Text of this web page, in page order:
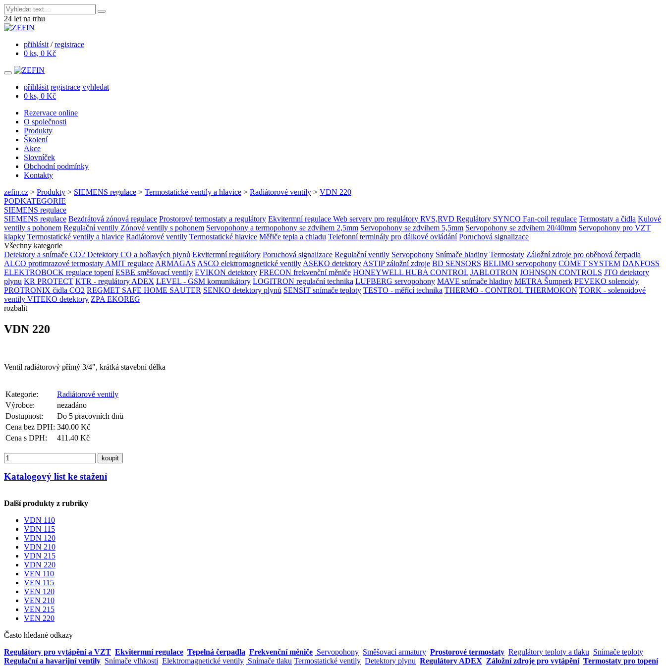
24 let na trhu
přihlásit /registrace
0 ks, 0 Kč
přihlásit registrace vyhledat
0 ks, 0 Kč
Rezervace online
O společnosti
Produkty
Školení
Akce
Slovníček
Obchodní podmínky
Kontakty
zefin.cz > Produkty > SIEMENS regulace > Termostatické ventily a hlavice > Radiátorové ventily > VDN 220
PODKATEGORIE
SIEMENS regulace
SIEMENS regulace Bezdrátová zónová regulace Prostorové termostaty a regulátory Ekvitermní regulace Web servery pro regulátory RVS,RVD Regulátory SYNCO Fan-coil regulace Termostaty a čidla Kulové
ventily s pohonem Regulační ventily Zónové ventily s pohonem Servopohony a termopohony se zdvihem 2,5mm Servopohony se zdvihem 5,5mm Servopohony se zdvihem 20/40mm Servopohony pro VZT
klapky Termostatické ventily a hlavice Radiátorové ventily Termostatické hlavice Měřiče tepla a chladu Telefonní terminály pro dálkové ovládání Poruchová signalizace
Všechny kategorie
Detektory a snímače CO2 Detektory CO a hořlavých plynů Ekvitermní regulátory Poruchová signalizace Regulační ventily Servopohony Snímače hladiny Termostaty Záložní zdroje pro oběhová čerpadla
ALCO protimrazové termostaty AMIT regulace ARMAGAS ASCO elektromagnetické ventily ASEKO detektory ASTIP záložní zdroje BD SENSORS BELIMO servopohony COMET SYSTEM DANFOSS
ELEKTROBOCK regulace topení ESBE směšovací ventily EVIKON detektory FRECON frekvenční měniče HONEYWELL HUBA CONTROL JABLOTRON JOHNSON CONTROLS JTO detektory
plynu KR PROTECT KTR - regulátory ADEX LEVEL - GSM komunikátory LOGITRON regulační technika LUFBERG servopohony MAVE snímače hladiny METRA Šumperk PEVEKO solenoidy
PROTRONIX čidla CO2 REGMET SAFE HOME SAUTER SENKO detektory plynů SENSIT snímače teploty TESTO - měřící technika THERMO - CONTROL THERMOKON TORK - solenoidové
ventily VITEKO detektory ZPA EKOREG
rozbalit
VDN 220
Ventil radiátorový přímý 3/4", krátká stavební délka
Kategorie:
Radiátorové ventily
Výrobce:
nezadáno
Dostupnost:
Do 5 pracovních dnů
Cena bez DPH: 340.00 Kč
Cena s DPH:
411.40 Kč
koupit
Katalogový list ke stažení
Další produkty z rubriky
VDN 110
VDN 115
VDN 120
VDN 210
VDN 215
VDN 220
VEN 110
VEN 115
VEN 120
VEN 210
VEN 215
VEN 220
Často hledané odkazy
Regulátory pro vytápění a VZT Ekvitermní regulace Tepelná čerpadla Frekvenční měniče Servopohony Směšovací armatury Prostorové termostaty Regulátory teploty a tlaku Snímače teploty
Regulační a havarijní ventily Snímače vlhkosti Elektromagnetické ventily Snímače tlaku Termostatické ventily Detektory plynu Regulátory ADEX Záložní zdroje pro vytápění Termostaty pro topení